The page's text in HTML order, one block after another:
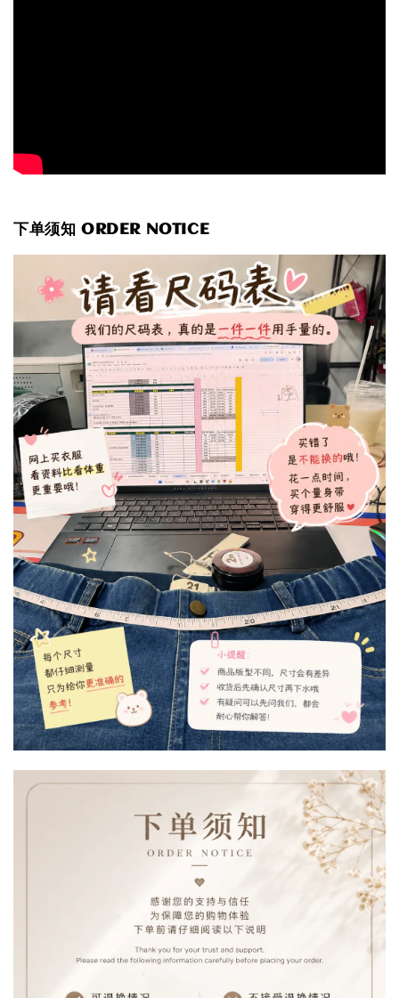
下单须知 ORDER NOTICE